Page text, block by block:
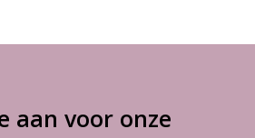
aan voor onze